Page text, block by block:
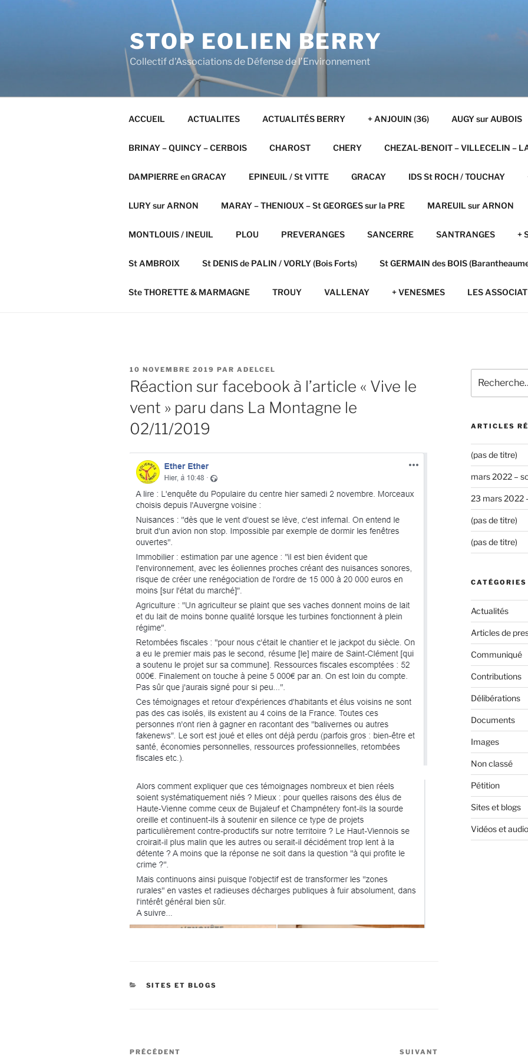
STOP EOLIEN BERRY
Collectif d'Associations de Défense de l’Environnement
ACCUEIL ACTUALITES ACTUALITÉS BERRY + ANJOUIN (36) AUGY sur AUBOIS
BRINAY – QUINCY – CERBOIS CHAROST CHERY CHEZAL-BENOIT – VILLECELIN –
DAMPIERRE en GRACAY EPINEUIL / St VITTE GRACAY IDS St ROCH / TOUCHAY
LURY sur ARNON MARAY – THENIOUX – St GEORGES sur la PRE MAREUIL sur ARNON
MONTLOUIS / INEUIL PLOU PREVERANGES SANCERRE SANTRANGES +
St AMBROIX St DENIS de PALIN / VORLY (Bois Forts) St GERMAIN des BOIS
Ste THORETTE & MARMAGNE TROUY VALLENAY + VENESMES LES
PUBLIÉ
LE
10 NOVEMBRE 2019 PAR ADELCEL
Réaction sur facebook à l’article « Vive le
vent » paru dans La Montagne le
02/11/2019
CATÉGORIES
SITES ET BLOGS
Navigation
Article
PRÉCÉDENT SUIVANT
pour
:
ARTICLES
(pas de titre)
mars 2022 –
23 mars 2022
(pas de titre)
(pas de titre)
CATÉGORIES
Actualités
Articles de
Communiqué
Contributions
Délibérations
Documents
Images
Non classé
Pétition
Sites et blogs
Vidéos et